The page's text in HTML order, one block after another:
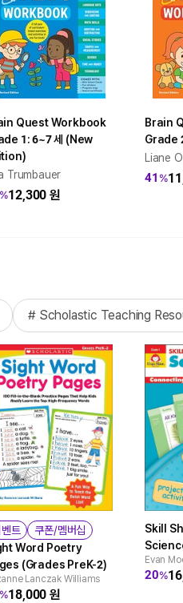
Quest Workbook
1: 6~7 세 (New
Trumbauer
%12,300원
Brain
Grade
Liane
41 %
# Scholastic Teaching
트
쿠폰/멤버십
Word Poetry
(Grades PreK-2)
Lanczak Williams
%18,000원
Skill
Evan
20%